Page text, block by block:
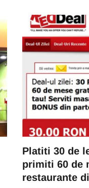
Platiti 30 de
primiti 60 de
restaurante
Cluj.
costat